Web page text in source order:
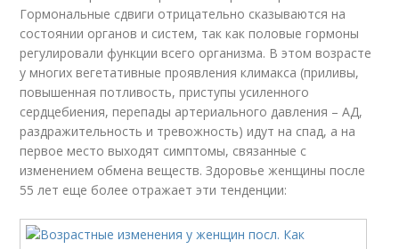
Гормональные сдвиги отрицательно сказываются на
состоянии органов и систем, так как половые гормоны
регулировали функции всего организма. В этом возрасте
у многих вегетативные проявления климакса (приливы,
повышенная потливость, приступы усиленного
сердцебиения, перепады артериального давления – АД,
раздражительность и тревожность) идут на спад, а на
первое место выходят симптомы, связанные с
изменением обмена веществ. Здоровье женщины после
55 лет еще более отражает эти тенденции: